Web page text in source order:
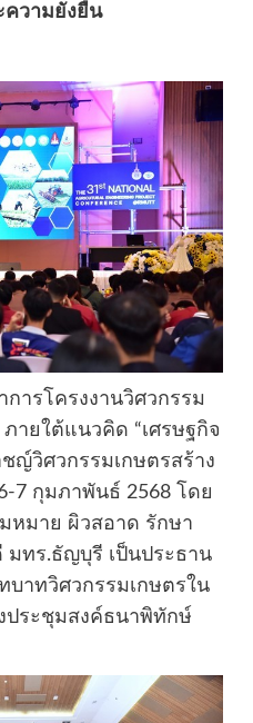
ความยั่งยืน
ารโครงงานวิศวกรรม
ายใต้แนวคิด “เศรษฐกิจ
ญ์วิศวกรรมเกษตรสร้าง
7 กุมภาพันธ์ 2568 โดย
หมาย ผิวสอาด รักษา
มทร.ธัญบุรี เป็นประธาน
าทวิศวกรรมเกษตรใน
ประชุมสงค์ธนาพิทักษ์